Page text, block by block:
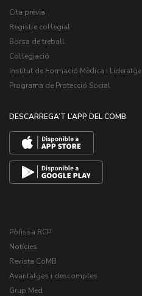
Cita prèvia
Registre col·legial
Borsa de treball
Col·legiació
Institut de Formació Mèdica i Lideratge
Programa de Protecció Social
DESCARREGA’T L’APP DEL COMB
Pòlissa RCP
Notícies
Revista CoMB
Avantatges i descomptes
Grup Med